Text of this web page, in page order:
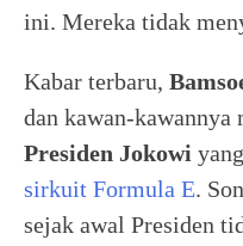
ini. Mereka tidak
Kabar terbaru,
dan kawan-kawannya
Presiden Jokowi
sirkuit Formula E.
sejak awal Presiden